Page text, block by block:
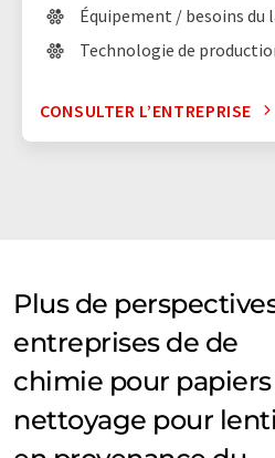
Équipement / besoins du
Technologie de
CONSULTER L’ENTREPRISE
Plus de
entreprises de de
chimie pour
nettoyage pour